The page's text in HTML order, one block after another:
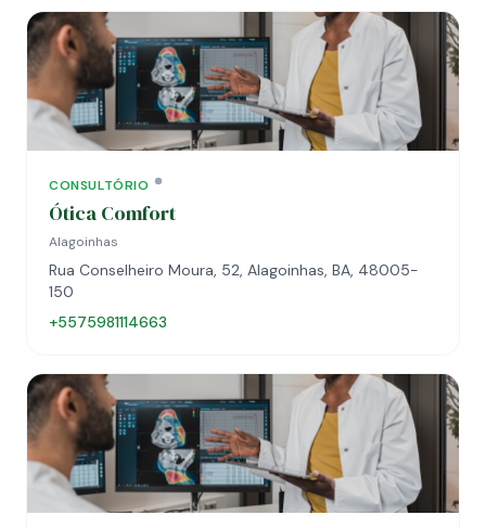
CONSULTÓRIO
Ótica Comfort
Alagoinhas
Rua Conselheiro Moura, 52, Alagoinhas, BA, 48005-
150
+5575981114663